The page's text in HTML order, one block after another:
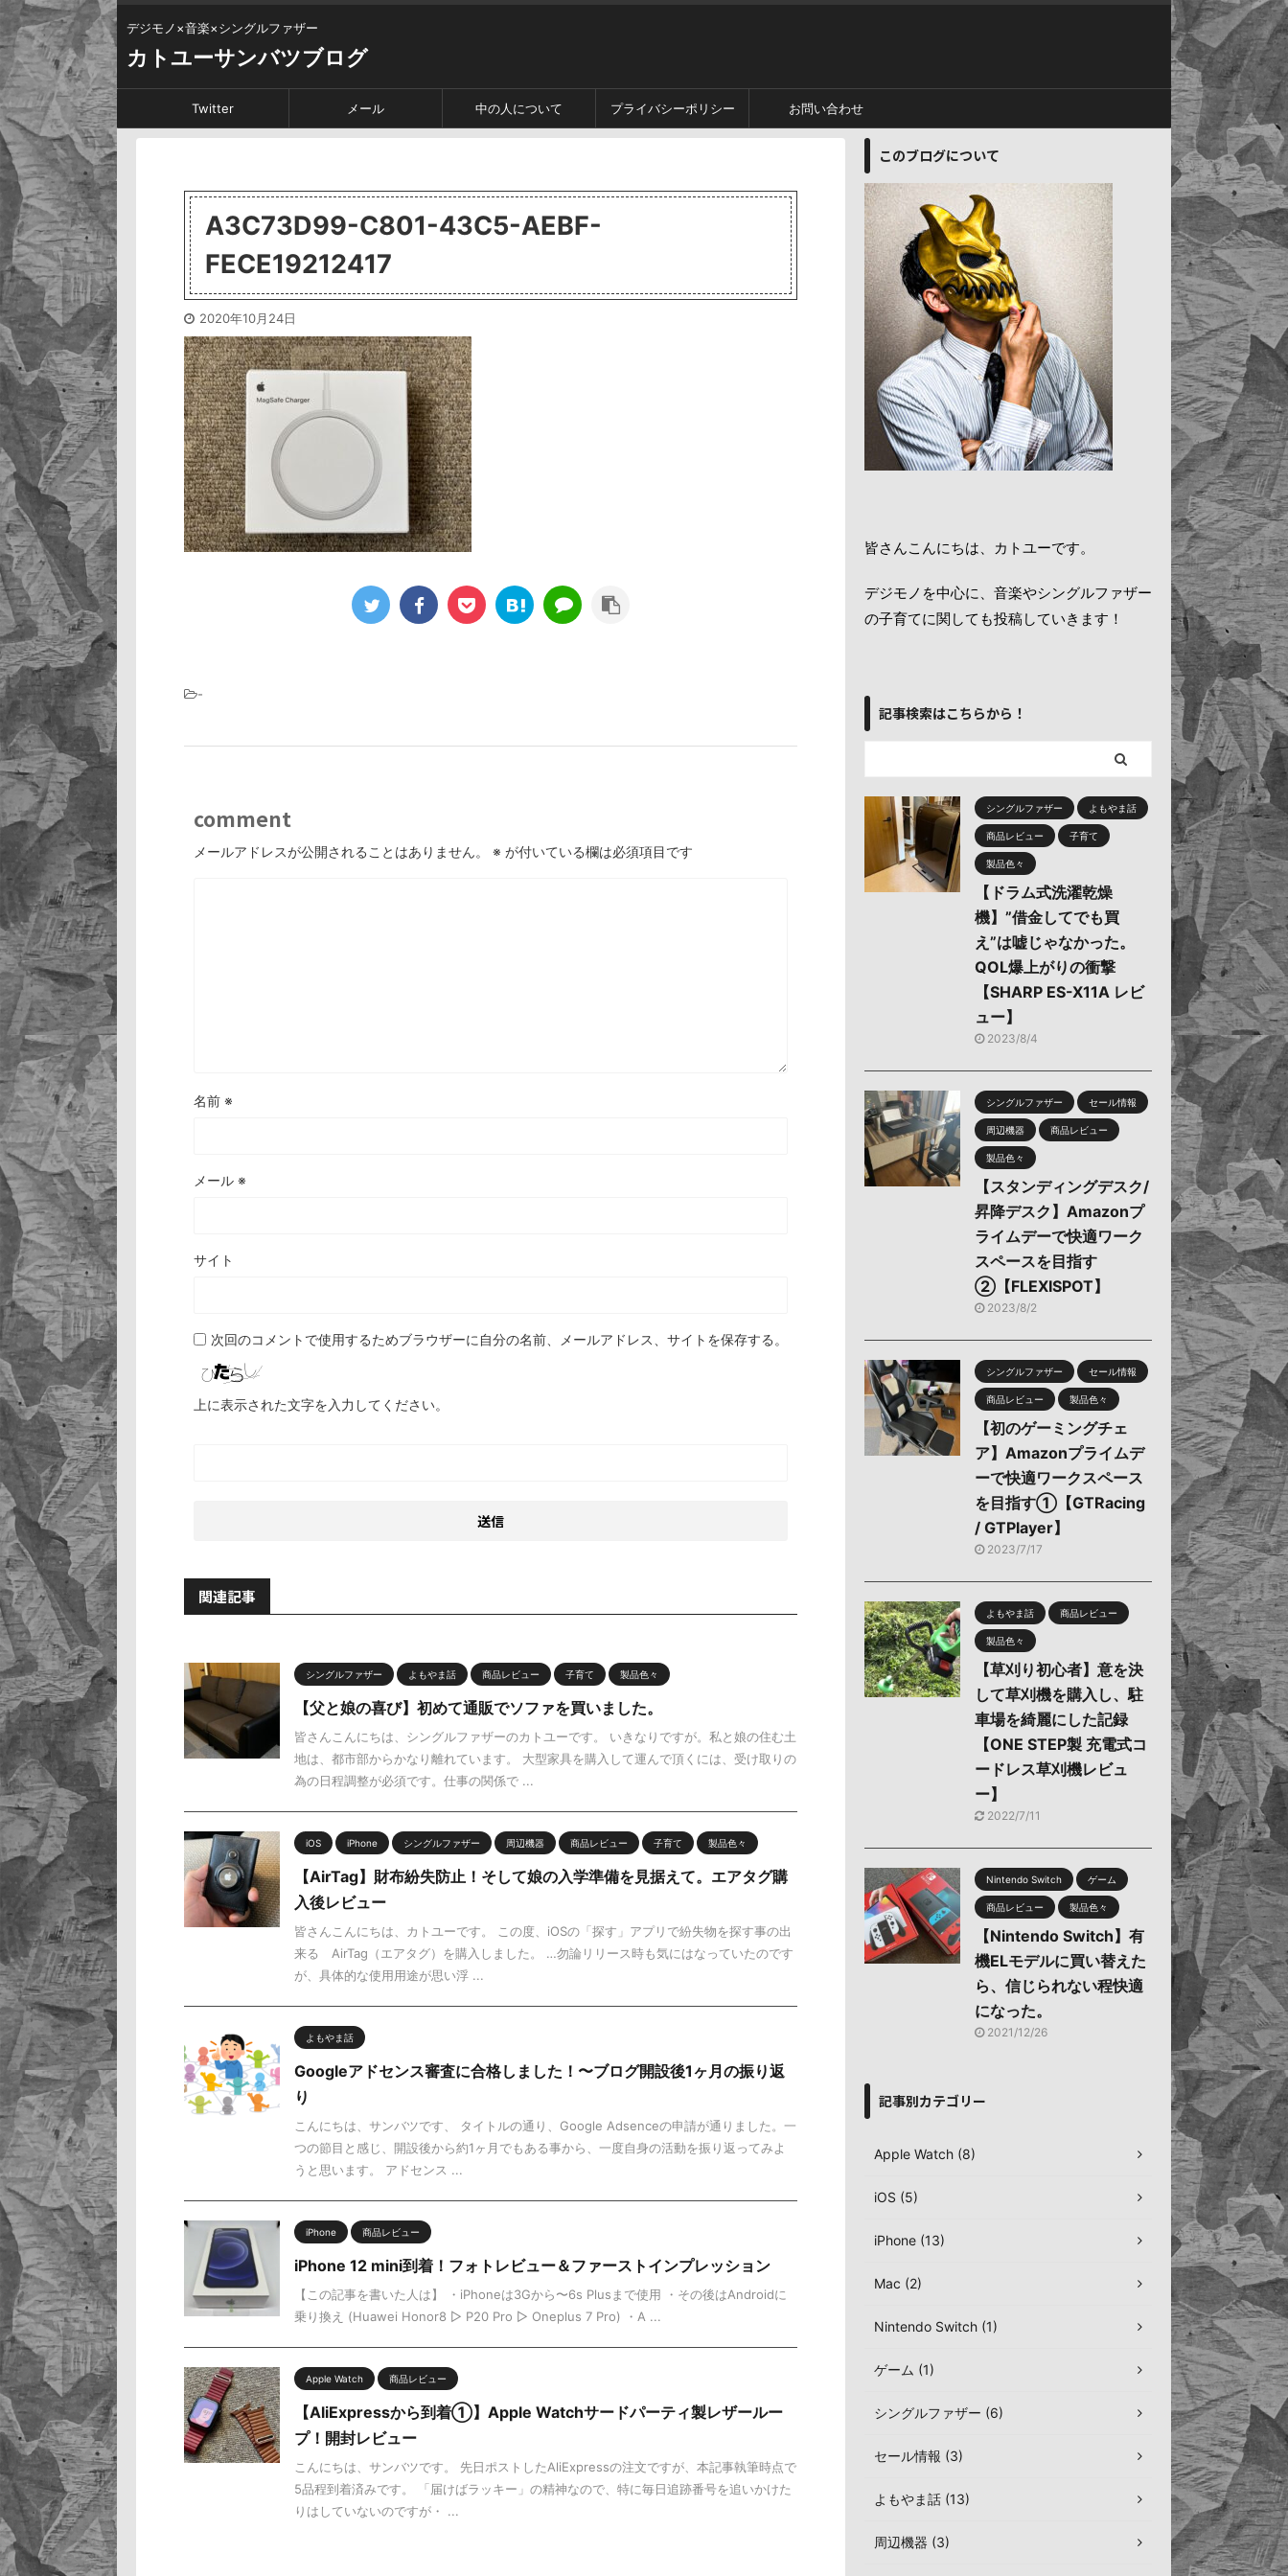
デジモノ×音楽×シングルファザー
カトユーサンバツブログ
Twitter メール 中の人について プライバシーポリシー お問い合わせ
A3C73D99-C801-43C5-AEBF-
FECE19212417
2020年10月24日
-
comment
メールアドレスが公開されることはありません。 ※ が付いている欄は必須項目です
名前 ※
メール ※
サイト
次回のコメントで使用するためブラウザーに自分の名前、メールアドレス、サイトを保存する。
上に表示された文字を入力してください。
関連記事
シングルファザー よもやま話 商品レビュー 子育て 製品色々
【父と娘の喜び】初めて通販でソファを買いました。
皆さんこんにちは、シングルファザーのカトユーです。 いきなりですが。私と娘の住む土
地は、都市部からかなり離れています。 大型家具を購入して運んで頂くには、受け取りの
為の日程調整が必須です。仕事の関係で ...
iOS iPhone シングルファザー 周辺機器 商品レビュー 子育て 製品色々
【AirTag】財布紛失防止！そして娘の入学準備を見据えて。エアタグ購
入後レビュー
皆さんこんにちは、カトユーです。 この度、iOSの「探す」アプリで紛失物を探す事の出
来る AirTag（エアタグ）を購入しました。 …勿論リリース時も気にはなっていたのです
が、具体的な使用用途が思い浮 ...
よもやま話
Googleアドセンス審査に合格しました！〜ブログ開設後1ヶ月の振り返
り
こんにちは、サンバツです、 タイトルの通り、Google Adsenceの申請が通りました。一
つの節目と感じ、開設後から約1ヶ月でもある事から、一度自身の活動を振り返ってみよ
うと思います。 アドセンス ...
iPhone 商品レビュー
iPhone 12 mini到着！フォトレビュー＆ファーストインプレッション
【この記事を書いた人は】 ・iPhoneは3Gから〜6s Plusまで使用 ・その後はAndroidに
乗り換え (Huawei Honor8 ▷ P20 Pro ▷ Oneplus 7 Pro) ・A ...
Apple Watch 商品レビュー
【AliExpressから到着①】Apple Watchサードパーティ製レザールー
プ！開封レビュー
こんにちは、サンバツです。 先日ポストしたAliExpressの注文ですが、本記事執筆時点で
5品程到着済みです。 「届けばラッキー」の精神なので、特に毎日追跡番号を追いかけた
りはしていないのですが・ ...
このブログについて
皆さんこんにちは、カトユーです。
デジモノを中心に、音楽やシングルファザー
の子育てに関しても投稿していきます！
記事検索はこちらから！
シングルファザー よもやま話
商品レビュー 子育て
製品色々
【ドラム式洗濯乾燥
機】”借金してでも買
え”は嘘じゃなかった。
QOL爆上がりの衝撃
【SHARP ES-X11A レビ
ュー】
2023/8/4
シングルファザー セール情報
周辺機器 商品レビュー
製品色々
【スタンディングデスク/
昇降デスク】Amazonプ
ライムデーで快適ワーク
スペースを目指す
②【FLEXISPOT】
2023/8/2
シングルファザー セール情報
商品レビュー 製品色々
【初のゲーミングチェ
ア】Amazonプライムデ
ーで快適ワークスペース
を目指す①【GTRacing
/ GTPlayer】
2023/7/17
よもやま話 商品レビュー
製品色々
【草刈り初心者】意を決
して草刈機を購入し、駐
車場を綺麗にした記録
【ONE STEP製 充電式コ
ードレス草刈機レビュ
ー】
2022/7/11
Nintendo Switch ゲーム
商品レビュー 製品色々
【Nintendo Switch】有
機ELモデルに買い替えた
ら、信じられない程快適
になった。
2021/12/26
記事別カテゴリー
Apple Watch (8)
iOS (5)
iPhone (13)
Mac (2)
Nintendo Switch (1)
ゲーム (1)
シングルファザー (6)
セール情報 (3)
よもやま話 (13)
周辺機器 (3)